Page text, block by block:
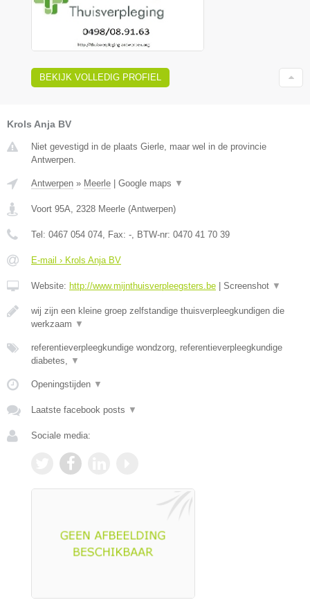
BEKIJK VOLLEDIG PROFIEL
Krols Anja BV
Niet gevestigd in de plaats Gierle, maar wel in de provincie
Antwerpen.
Antwerpen » Meerle Google maps ▼
Voort 95A, 2328 Meerle (Antwerpen)
Tel: 0467 054 074, Fax: -, BTW-nr: 0470 41 70 39
E-mail › Krols Anja BV
Website: http://www.mijnthuisverpleegsters.be Screenshot ▼
wij zijn een kleine groep zelfstandige thuisverpleegkundigen die
werkzaam ▼
referentieverpleegkundige wondzorg, referentieverpleegkundige
diabetes, ▼
Openingstijden ▼
Laatste facebook posts ▼
Sociale media: